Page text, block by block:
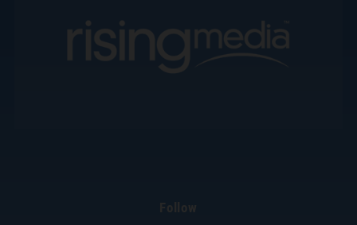
Follow